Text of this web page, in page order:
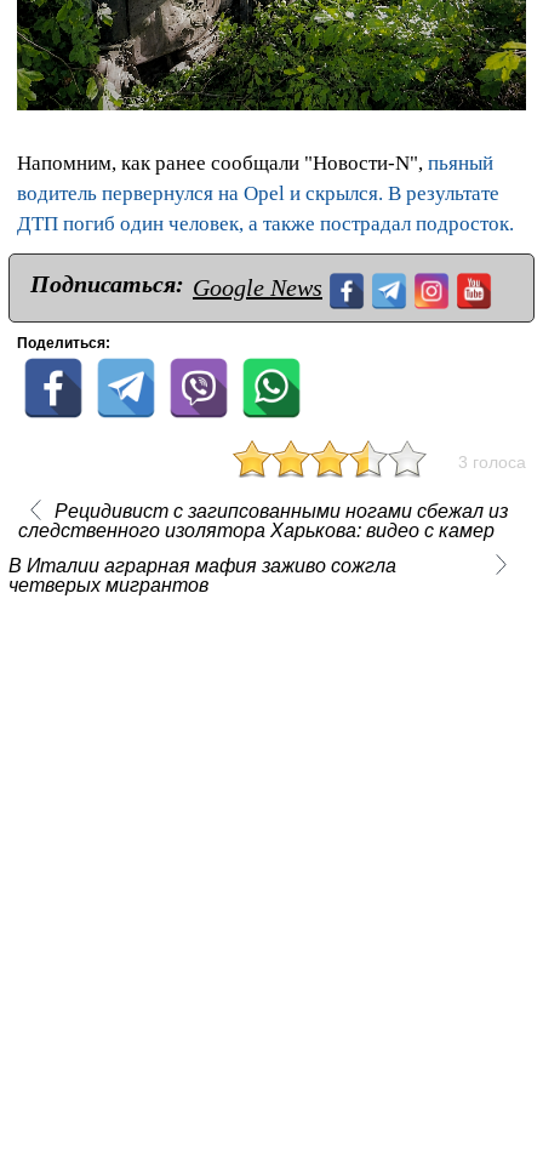
Напомним, как ранее сообщали "Новости-N", пьяный
водитель первернулся на Opel и скрылся. В результате
ДТП погиб один человек, а также пострадал подросток.
Подписаться: Google News
Поделиться:
3 голоса
Рецидивист с загипсованными ногами сбежал из
следственного изолятора Харькова: видео с камер
В Италии аграрная мафия заживо сожгла
четверых мигрантов